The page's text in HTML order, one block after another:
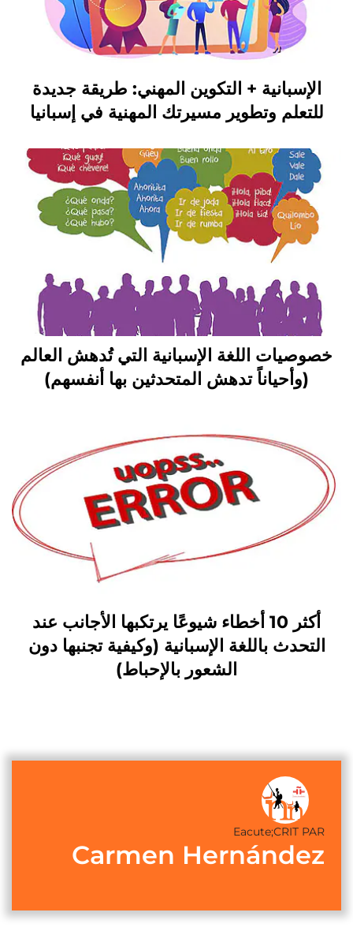
الإسبانية + التكوين المهني: طريقة جديدة
للتعلم وتطوير مسيرتك المهنية في إسبانيا
خصوصيات اللغة الإسبانية التي تُدهش العالم
(وأحياناً تدهش المتحدثين بها أنفسهم)
أكثر 10 أخطاء شيوعًا يرتكبها الأجانب عند
التحدث باللغة الإسبانية (وكيفية تجنبها دون
الشعور بالإحباط)
Eacute;CRIT PAR
Carmen Hernández